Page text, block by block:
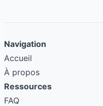
Navigation
Accueil
À propos
Ressources
FAQ